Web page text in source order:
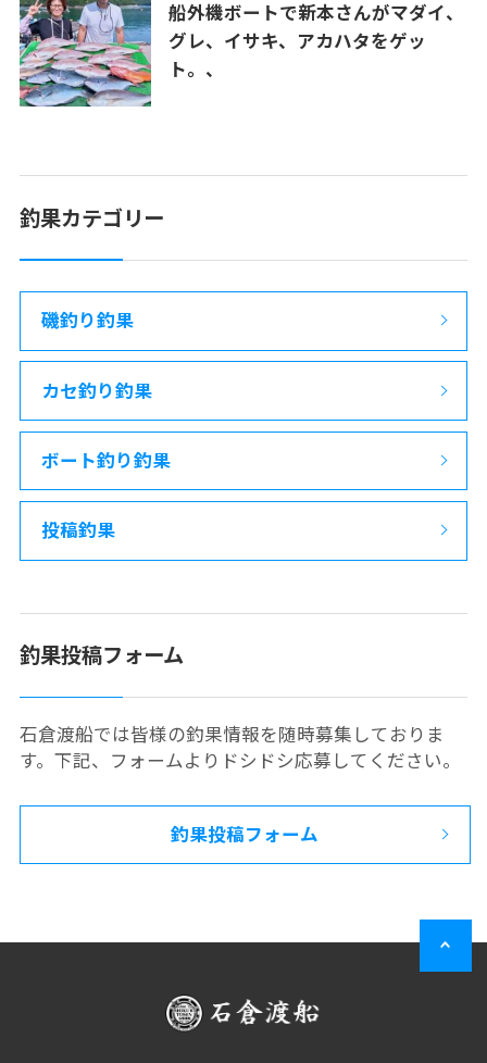
船外機ボートで新本さんがマダイ、
グレ、イサキ、アカハタをゲッ
ト。、
釣果カテゴリー
磯釣り釣果
カセ釣り釣果
ボート釣り釣果
投稿釣果
釣果投稿フォーム
石倉渡船では皆様の釣果情報を随時募集しておりま
す。下記、フォームよりドシドシ応募してください。
釣果投稿フォーム